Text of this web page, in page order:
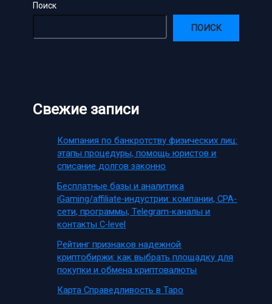
Поиск
ПОИСК
Свежие записи
Компания по банкротству физических лиц:
этапы процедуры, помощь юристов и
списание долгов законно
Бесплатные базы и аналитика
iGaming/affiliate-индустрии: компании, CPA-
сети, программы, Telegram-каналы и
контакты C-level
Рейтинг признаков надежной
криптобиржи: как выбрать площадку для
покупки и обмена криптовалюты
Карта Справедливость в Таро